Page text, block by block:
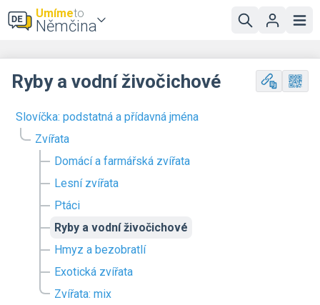
Umímeto
Němčina
Slovíčka: podstatná a přídavná jména
Zvířata
Domácí a farmářská zvířata
Lesní zvířata
Ptáci
Ryby a vodní živočichové
Hmyz a bezobratlí
Exotická zvířata
Zvířata: mix
Ryby a vodní živočichové